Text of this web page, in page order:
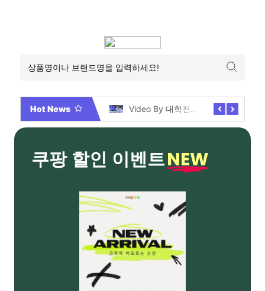
Hot News Video By 대학전쟁 시즌 3 전편 공개 완료!
쿠팡 할인 이벤트NEW